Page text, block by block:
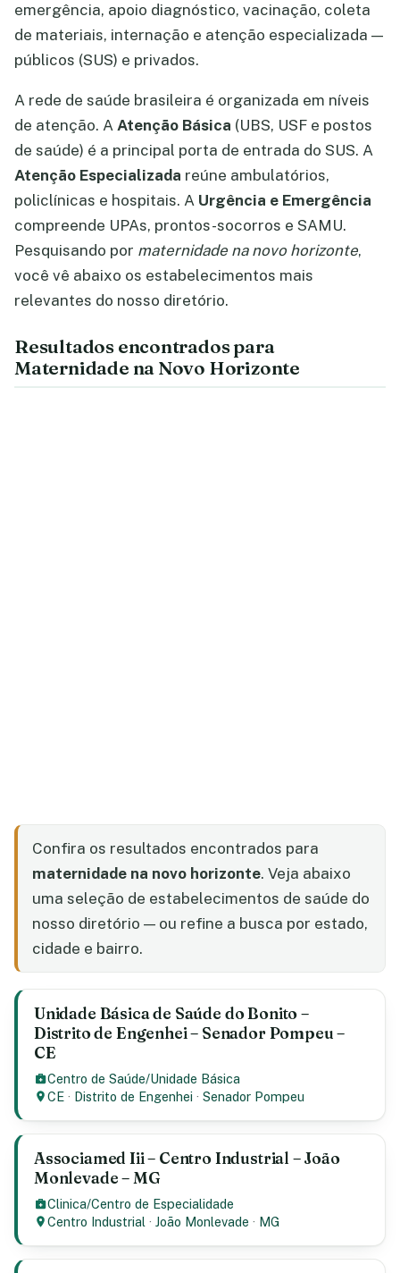
emergência, apoio diagnóstico, vacinação, coleta
de materiais, internação e atenção especializada —
públicos (SUS) e privados.
A rede de saúde brasileira é organizada em níveis
de atenção. A Atenção Básica (UBS, USF e postos
de saúde) é a principal porta de entrada do SUS. A
Atenção Especializada reúne ambulatórios,
policlínicas e hospitais. A Urgência e Emergência
compreende UPAs, prontos-socorros e SAMU.
Pesquisando por maternidade na novo horizonte,
você vê abaixo os estabelecimentos mais
relevantes do nosso diretório.
Resultados encontrados para
Maternidade na Novo Horizonte
Confira os resultados encontrados para
maternidade na novo horizonte. Veja abaixo
uma seleção de estabelecimentos de saúde do
nosso diretório — ou refine a busca por estado,
cidade e bairro.
Unidade Básica de Saúde do Bonito –
Distrito de Engenhei – Senador Pompeu –
CE
Centro de Saúde/Unidade Básica
CE · Distrito de Engenhei ·Senador Pompeu
Associamed Iii – Centro Industrial – João
Monlevade – MG
Clinica/Centro de Especialidade
Centro Industrial ·João Monlevade · MG